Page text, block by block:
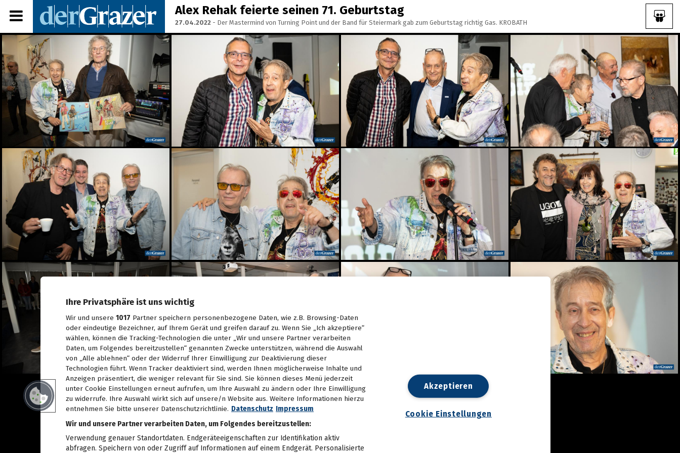
Alex Rehak feierte seinen 71. Geburtstag
27.04.2022 - Der Mastermind von Turning Point und der Band für Steiermark gab zum Geburtstag richtig Gas. KROBATH
Share Album:
ANMELDEN
IMPRESSUM
Ein Frühstück für die
Annenstraße - Das vierte
Annenfrühstück
22.07.2026
Seit 50 Jahren steht
Starkoch Johann Lafer in
der Küche
22.07.2026
Spiel, Spaß und Lernen in
der Kinderstadt Bibongo
14.07.2026
Die Grüne Nacht des
steirischen Tourismus
09.07.2026
Sommerfest der
Industriellenvereinigung
Steiermark 2026
WM 2026: Ganz Graz
fieberte mit der
02.07.2026
Die Innenstadt wurde zum
Laufsteg
29.06.2026
Live aus dem Rathaus:
Das war Wahlsonntag in
Graz 2026, TEIL 2
Ihre Privatsphäre ist uns wichtig
Wir und unsere 1017 Partner speichern personenbezogene Daten, wie z.B. Browsing-Daten
oder eindeutige Bezeichner, auf Ihrem Gerät und greifen darauf zu. Wenn Sie „Ich akzeptiere“
wählen, können die Tracking-Technologien die unter „Wir und unsere Partner verarbeiten
Daten, um Folgendes bereitzustellen“ genannten Zwecke unterstützen, während die Auswahl
von „Alle ablehnen“ oder der Widerruf Ihrer Einwilligung zur Deaktivierung dieser
Technologien führt. Wenn Tracker deaktiviert sind, werden Ihnen möglicherweise Inhalte und
Anzeigen präsentiert, die weniger relevant für Sie sind. Sie können dieses Menü jederzeit
unter Cookie Einstellungen erneut aufrufen, um Ihre Auswahl zu ändern oder Ihre Einwilligung
zu widerrufe. Ihre Auswahl wirkt sich auf unsere/n Website aus. Weitere Informationen hierzu
entnehmen Sie bitte unserer Datenschutzrichtlinie. Datenschutz Impressum
Wir und unsere Partner verarbeiten Daten, um Folgendes bereitzustellen:
Verwendung genauer Standortdaten. Endgeräteeigenschaften zur Identifikation aktiv
abfragen. Speichern von oder Zugriff auf Informationen auf einem Endgerät. Personalisierte
Akzeptieren
Cookie Einstellungen